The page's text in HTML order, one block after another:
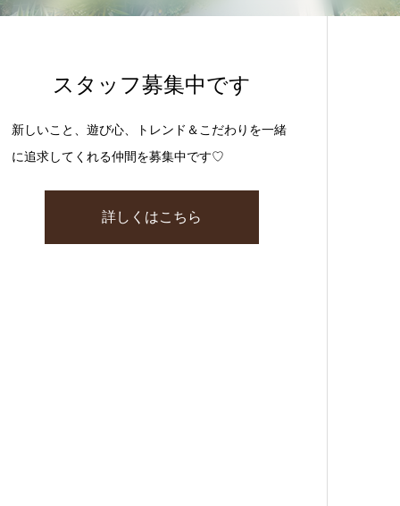
スタッフ募集中です
新しいこと、遊び心、トレンド＆こだわりを一緒
に追求してくれる仲間を募集中です♡
詳しくはこちら